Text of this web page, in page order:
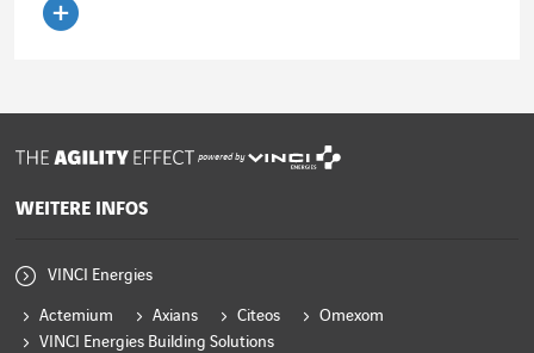
powered by
WEITERE INFOS
VINCI Energies
Actemium Axians Citeos
Omexom
VINCI Energies Building Solutions